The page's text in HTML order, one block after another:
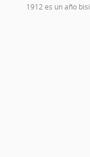
1912 es un año